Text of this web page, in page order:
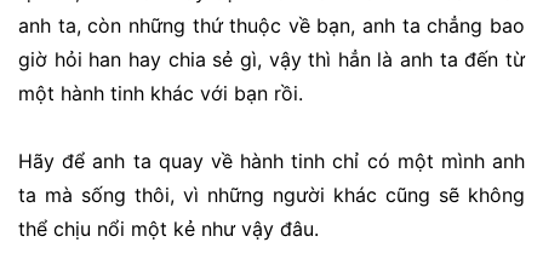
anh ta, còn những thứ thuộc về bạn, anh ta chẳng bao
giờ hỏi han hay chia sẻ gì, vậy thì hẳn là anh ta đến từ
một hành tinh khác với bạn rồi.
Hãy để anh ta quay về hành tinh chỉ có một mình anh
ta mà sống thôi, vì những người khác cũng sẽ không
thể chịu nổi một kẻ như vậy đâu.